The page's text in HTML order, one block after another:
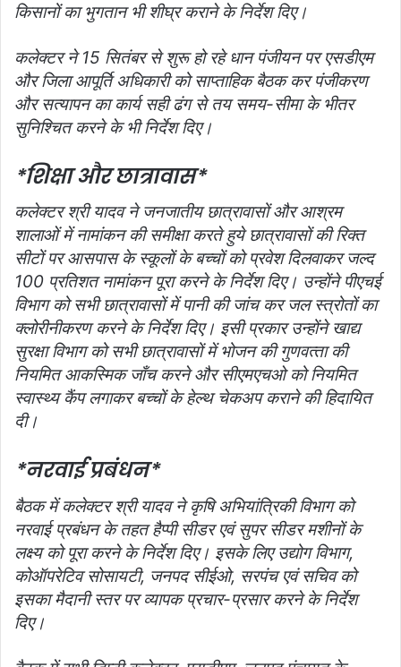
किसानों का भुगतान भी शीघ्र कराने के निर्देश दिए।
कलेक्‍टर ने 15 सितंबर से शुरू हो रहे धान पंजीयन पर एसडीएम
और जिला आपूर्ति अधिकारी को साप्ताहिक बैठक कर पंजीकरण
और सत्यापन का कार्य सही ढंग से तय समय-सीमा के भीतर
सुनिश्चित करने के भी निर्देश दिए।
*शिक्षा और छात्रावास*
कलेक्‍टर श्री यादव ने जनजातीय छात्रावासों और आश्रम
शालाओं में नामांकन की समीक्षा करते हुये छात्रावासों की रिक्‍त
सीटों पर आसपास के स्‍कूलों के बच्चों को प्रवेश दिलवाकर जल्‍द
100 प्रतिशत नामांकन पूरा करने के निर्देश दिए। उन्‍होंने पीएचई
विभाग को सभी छात्रावासों में पानी की जांच कर जल स्त्रोतों का
क्‍लोरीनीकरण करने के निर्देश दिए। इसी प्रकार उन्‍होंने खाद्य
सुरक्षा विभाग को सभी छात्रावासों में भोजन की गुणवत्‍ता की
नियमित आकस्मिक जाँच करने और सीएमएचओ को नियमित
स्‍वास्‍थ्‍य कैंप लगाकर बच्‍चों के हेल्‍थ चेकअप कराने की हिदायित
दी।
*नरवाई प्रबंधन*
बैठक में कलेक्‍टर श्री यादव ने कृषि अभियांत्रिकी विभाग को
नरवाई प्रबंधन के तहत हैप्‍पी सीडर एवं सुपर सीडर मशीनों के
लक्ष्‍य को पूरा करने के निर्देश दिए। इसके लिए उद्योग विभाग,
कोऑपरेटिव सोसायटी, जनपद सीईओ, सरपंच एवं सचिव को
इसका मैदानी स्‍तर पर व्‍यापक प्रचार-प्रसार करने के निर्देश
दिए।